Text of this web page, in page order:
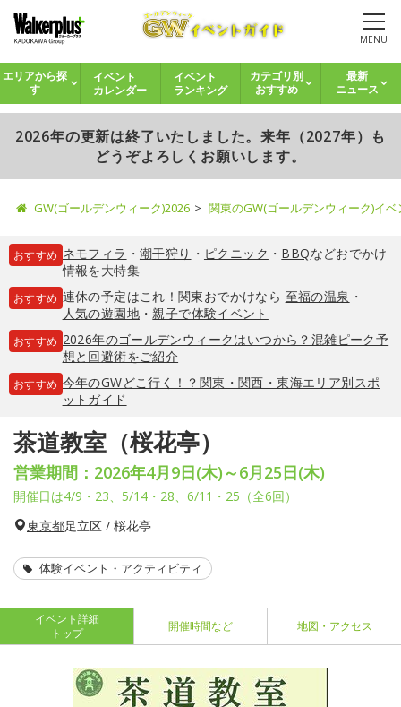
MENU
エリアから探
す
イベント
カレンダー
イベント
ランキング
カテゴリ別
おすすめ
最新
ニュース
2026年の更新は終了いたしました。来年（2027年）も
どうぞよろしくお願いします。
GW(ゴールデンウィーク)2026 関東のGW(ゴールデンウィーク)イ
おすすめ ネモフィラ ・ 潮干狩り ・ ピクニック ・ BBQなどおでかけ
情報を大特集
おすすめ 連休の予定はこれ！関東おでかけなら 至福の温泉 ・
人気の遊園地・親子で体験イベント
おすすめ 2026年のゴールデンウィークはいつから？混雑ピーク予
想と回避術をご紹介
おすすめ 今年のGWどこ行く！？関東・関西・東海エリア別スポ
ットガイド
茶道教室（桜花亭）
営業期間：2026年4月9日(木)～6月25日(木)
開催日は4/9・23、5/14・28、6/11・25（全6回）
東京都足立区 / 桜花亭
体験イベント・アクティビティ
イベント詳細
トップ
開催時間など 地図・アクセス